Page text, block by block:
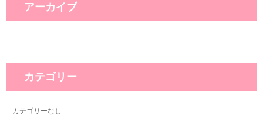
アーカイブ
カテゴリー
カテゴリーなし